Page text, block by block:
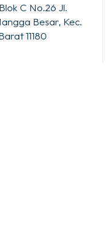
C No.26 Jl.
Besar, Kec.
11180